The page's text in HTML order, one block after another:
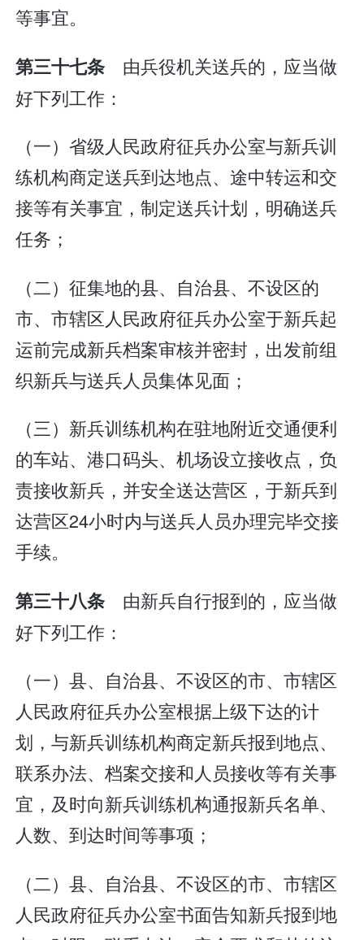
等事宜。
第三十七条 由兵役机关送兵的，应当做
好下列工作：
（一）省级人民政府征兵办公室与新兵训
练机构商定送兵到达地点、途中转运和交
接等有关事宜，制定送兵计划，明确送兵
任务；
（二）征集地的县、自治县、不设区的
市、市辖区人民政府征兵办公室于新兵起
运前完成新兵档案审核并密封，出发前组
织新兵与送兵人员集体见面；
（三）新兵训练机构在驻地附近交通便利
的车站、港口码头、机场设立接收点，负
责接收新兵，并安全送达营区，于新兵到
达营区24小时内与送兵人员办理完毕交接
手续。
第三十八条 由新兵自行报到的，应当做
好下列工作：
（一）县、自治县、不设区的市、市辖区
人民政府征兵办公室根据上级下达的计
划，与新兵训练机构商定新兵报到地点、
联系办法、档案交接和人员接收等有关事
宜，及时向新兵训练机构通报新兵名单、
人数、到达时间等事项；
（二）县、自治县、不设区的市、市辖区
人民政府征兵办公室书面告知新兵报到地